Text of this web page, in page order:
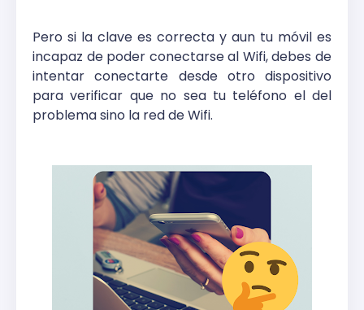
Pero si la clave es correcta y aun tu móvil es
incapaz de poder conectarse al Wifi, debes de
intentar conectarte desde otro dispositivo
para verificar que no sea tu teléfono el del
problema sino la red de Wifi.